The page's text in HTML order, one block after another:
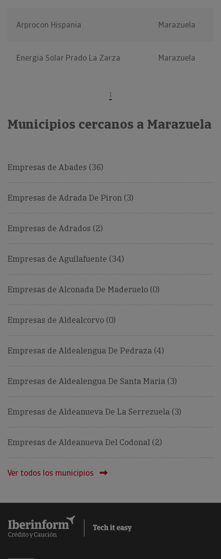
Arprocon Hispania Marazuela
Energia Solar Prado La Zarza Marazuela
1
Municipios cercanos a Marazuela
Empresas de Abades (36)
Empresas de Adrada De Piron (3)
Empresas de Adrados (2)
Empresas de Aguilafuente (34)
Empresas de Alconada De Maderuelo (0)
Empresas de Aldealcorvo (0)
Empresas de Aldealengua De Pedraza (4)
Empresas de Aldealengua De Santa Maria (3)
Empresas de Aldeanueva De La Serrezuela (3)
Empresas de Aldeanueva Del Codonal (2)
Ver todos los municipios